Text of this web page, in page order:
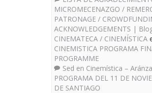
MICROMECENAZGO /
PATRONAGE /
ACKNOWLEDGEMENTS |
CINEMATECA / CINEMÍSTICA
CINEMISTICA PROGRAMA
PROGRAMME
Sed en Cinemística –
PROGRAMA DEL 11 DE
DE SANTIAGO